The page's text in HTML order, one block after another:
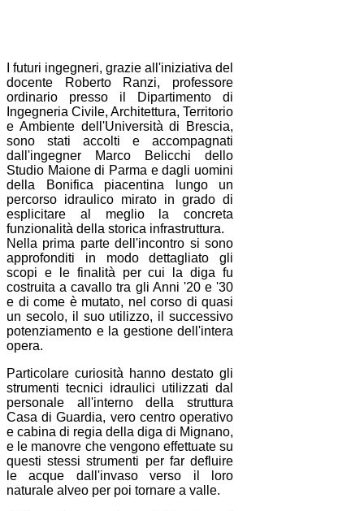
I futuri ingegneri, grazie all'iniziativa del
docente Roberto Ranzi, professore
ordinario presso il Dipartimento di
Ingegneria Civile, Architettura, Territorio
e Ambiente dell'Università di Brescia,
sono stati accolti e accompagnati
dall'ingegner Marco Belicchi dello
Studio Maione di Parma e dagli uomini
della Bonifica piacentina lungo un
percorso idraulico mirato in grado di
esplicitare al meglio la concreta
funzionalità della storica infrastruttura.
Nella prima parte dell'incontro si sono
approfonditi in modo dettagliato gli
scopi e le finalità per cui la diga fu
costruita a cavallo tra gli Anni '20 e '30
e di come è mutato, nel corso di quasi
un secolo, il suo utilizzo, il successivo
potenziamento e la gestione dell'intera
opera.
Particolare curiosità hanno destato gli
strumenti tecnici idraulici utilizzati dal
personale all'interno della struttura
Casa di Guardia, vero centro operativo
e cabina di regia della diga di Mignano,
e le manovre che vengono effettuate su
questi stessi strumenti per far defluire
le acque dall'invaso verso il loro
naturale alveo per poi tornare a valle.